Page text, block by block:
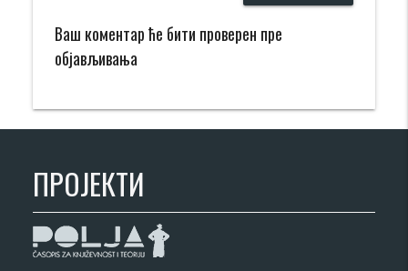
Ваш коментар ће бити проверен пре
објављивања
ПРОЈЕКТИ